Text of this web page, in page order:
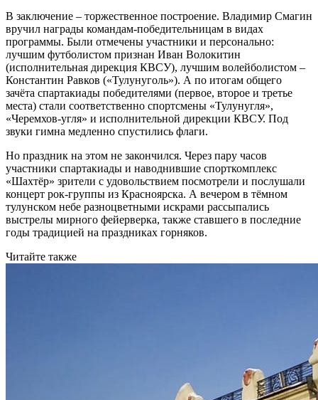
В заключение – торжественное построение. Владимир Смагин
вручил награды командам-победительницам в видах
программы. Были отмечены участники и персонально:
лучшим футболистом признан Иван Волокитин
(исполнительная дирекция КВСУ), лучшим волейболистом –
Константин Равков («Тулунуголь»). А по итогам общего
зачёта спартакиады победителями (первое, второе и третье
места) стали соответственно спортсмены «Тулунугля»,
«Черемхов-угля» и исполнительной дирекции КВСУ. Под
звуки гимна медленно спустились флаги.
Но праздник на этом не закончился. Через пару часов
участники спартакиады и наводнившие спорткомплекс
«Шахтёр» зрители с удовольствием посмотрели и послушали
концерт рок-группы из Красноярска. А вечером в тёмном
тулунском небе разноцветными искрами рассыпались
выстрелы мирного фейерверка, также ставшего в последние
годы традицией на праздниках горняков.
Читайте также